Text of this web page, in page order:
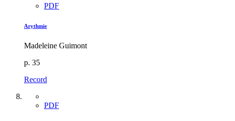
PDF
Arythmie
Madeleine Guimont
p. 35
Record
PDF